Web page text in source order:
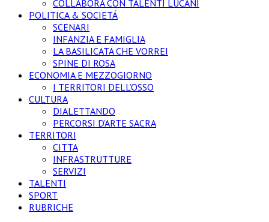
COLLABORA CON TALENTI LUCANI
POLITICA & SOCIETÁ
SCENARI
INFANZIA E FAMIGLIA
LA BASILICATA CHE VORREI
SPINE DI ROSA
ECONOMIA E MEZZOGIORNO
I TERRITORI DELL’OSSO
CULTURA
DIALETTANDO
PERCORSI D’ARTE SACRA
TERRITORI
CITTA
INFRASTRUTTURE
SERVIZI
TALENTI
SPORT
RUBRICHE